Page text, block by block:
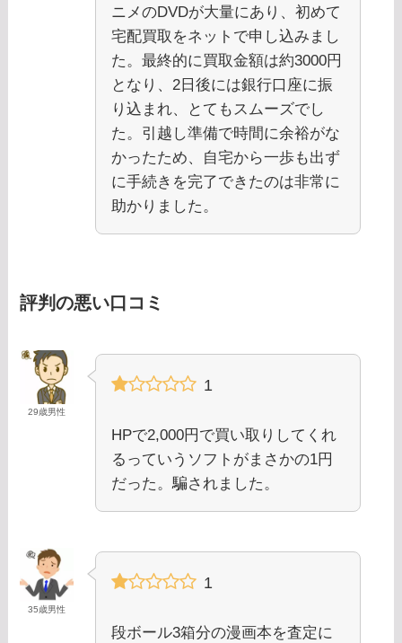
ニメのDVDが大量にあり、初めて
宅配買取をネットで申し込みまし
た。最終的に買取金額は約3000円
となり、2日後には銀行口座に振
り込まれ、とてもスムーズでし
た。引越し準備で時間に余裕がな
かったため、自宅から一歩も出ず
に手続きを完了できたのは非常に
助かりました。
評判の悪い口コミ
29歳男性
1
HPで2,000円で買い取りしてくれ
るっていうソフトがまさかの1円
だった。騙されました。
35歳男性
1
段ボール3箱分の漫画本を査定に